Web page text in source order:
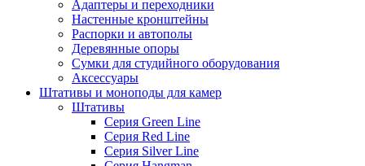
Адаптеры и переходники
Настенные кронштейны
Распорки и автополы
Деревянные опоры
Сумки для студийного оборудования
Аксессуары
Штативы и моноподы для камер
Штативы
Серия Green Line
Серия Red Line
Серия Silver Line